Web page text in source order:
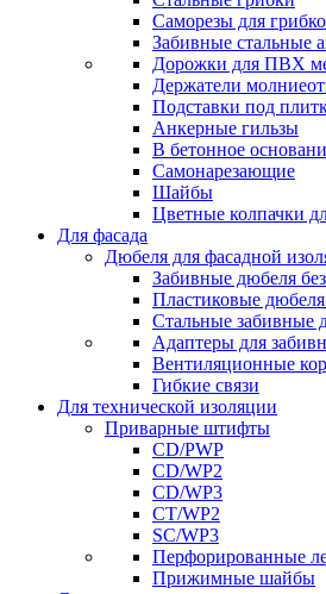
Саморезы для
Забивные стальные
Дорожки для ПВХ
Держатели
Подставки под
Анкерные гильзы
В бетонное
Самонарезающие
Шайбы
Цветные колпачки
Для фасада
Дюбеля для фасадной
Забивные дюбеля
Пластиковые
Стальные забивные
Адаптеры для
Вентиляционные
Гибкие связи
Для технической изоляции
Приварные штифты
CD/PWP
CD/WP2
CD/WP3
CT/WP2
SC/WP3
Перфорированные
Прижимные шайбы